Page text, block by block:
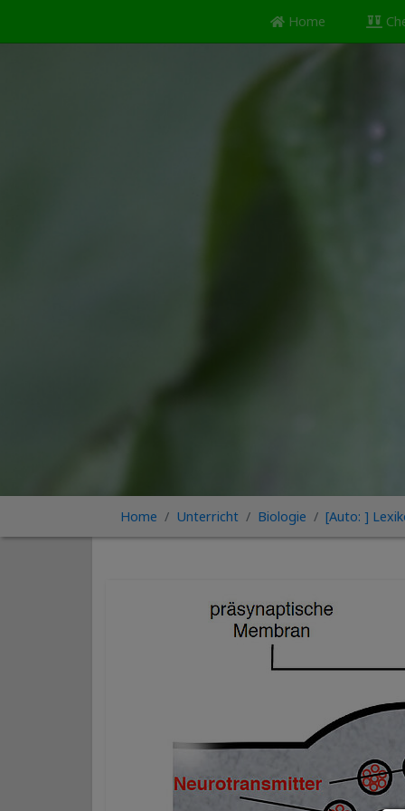
Home (current)
Home Unterricht Biologie [Auto: ]